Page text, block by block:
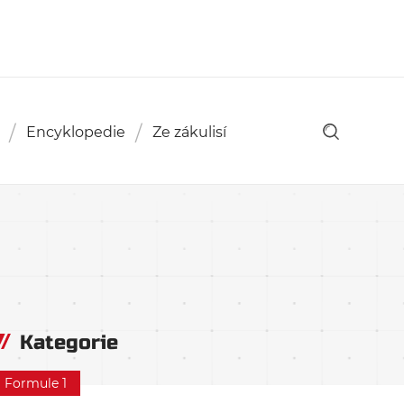
Encyklopedie Ze zákulisí
Kategorie
Formule 1